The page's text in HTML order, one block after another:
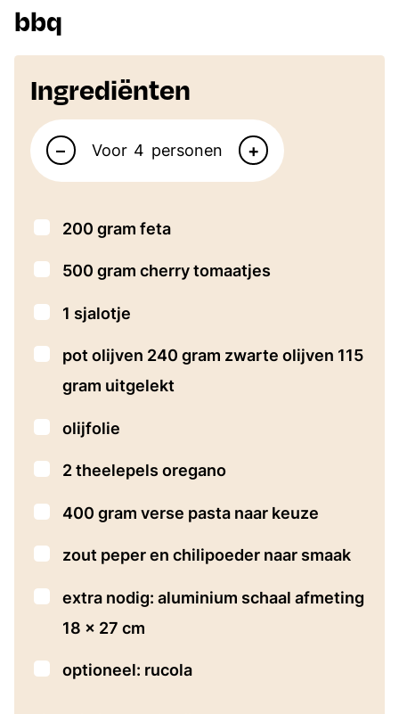
bbq
Ingrediënten
Aantal personen
– Voor personen +
▢
200 gram feta
▢
500 gram cherry tomaatjes
▢
1 sjalotje
▢
pot olijven 240 gram zwarte olijven 115
gram uitgelekt
▢
olijfolie
▢
2theelepels oregano
▢
400 gram verse pasta naar keuze
▢
zout peper en chilipoeder naar smaak
▢
extra nodig: aluminium schaal afmeting
18 x 27 cm
▢
optioneel: rucola